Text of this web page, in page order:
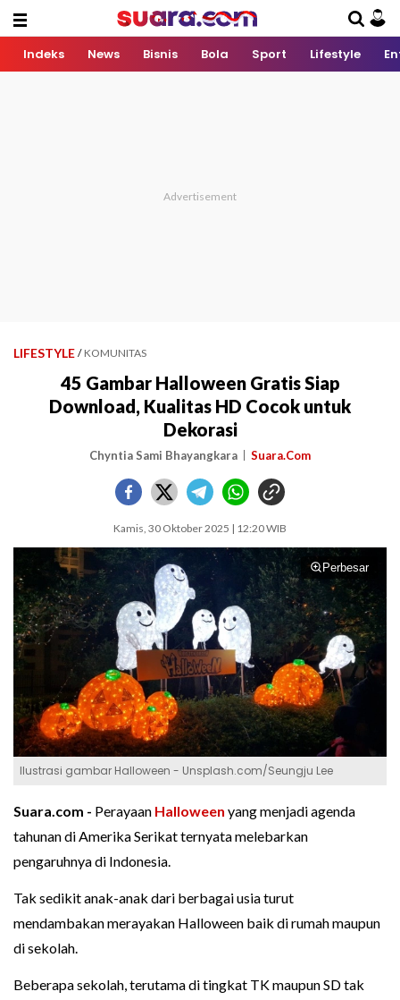
Indeks News Bisnis Bola Sport Lifestyle
LIFESTYLE / KOMUNITAS
45 Gambar Halloween Gratis Siap
Download, Kualitas HD Cocok untuk
Dekorasi
Chyntia Sami Bhayangkara Suara.Com
Kamis, 30 Oktober 2025 | 12:20 WIB
Perbesar
Ilustrasi gambar Halloween - Unsplash.com/Seungju Lee
Suara.com - Perayaan Halloween yang menjadi agenda
tahunan di Amerika Serikat ternyata melebarkan
pengaruhnya di Indonesia.
Tak sedikit anak-anak dari berbagai usia turut
mendambakan merayakan Halloween baik di rumah maupun
di sekolah.
Beberapa sekolah, terutama di tingkat TK maupun SD tak